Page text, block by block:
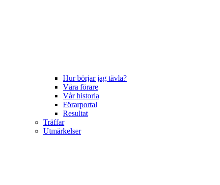
Hur börjar jag tävla?
Våra förare
Vår historia
Förarportal
Resultat
Träffar
Utmärkelser